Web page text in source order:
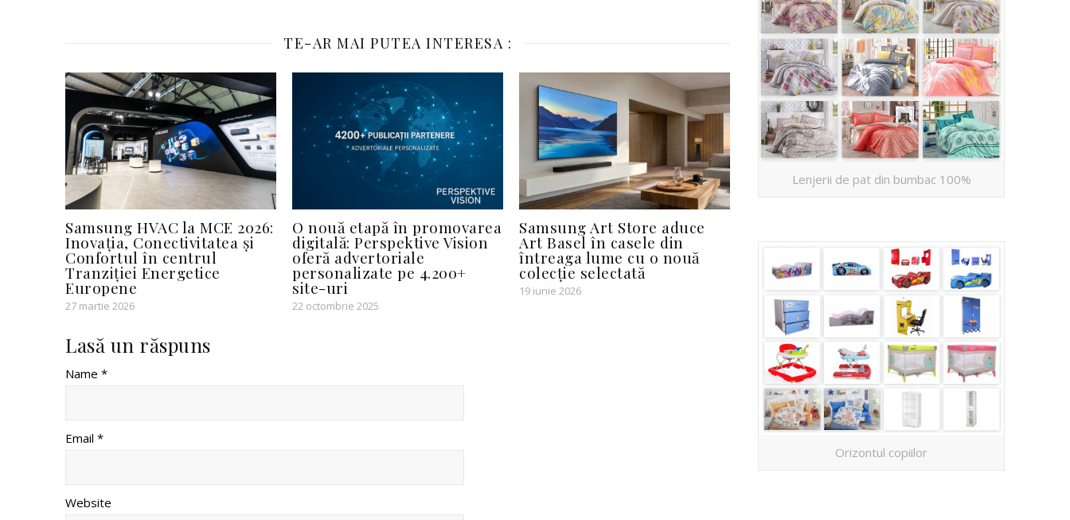
TE-AR MAI PUTEA INTERESA :
Samsung HVAC la MCE 2026:
Inovația, Conectivitatea și
Confortul în centrul
Tranziției Energetice
Europene
27 martie 2026
O nouă etapă în promovarea
digitală: Perspektive Vision
oferă advertoriale
personalizate pe 4.200+
site-uri
22 octombrie 2025
Samsung Art Store aduce
Art Basel în casele din
întreaga lume cu o nouă
colecție selectată
19 iunie 2026
Lasă un răspuns
Name *
Email *
Website
Lenjerii de pat din bumbac 100%
Orizontul copiilor